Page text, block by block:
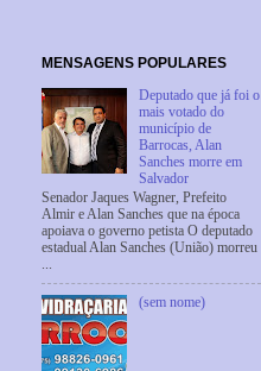
MENSAGENS POPULARES
Deputado que já foi o
mais votado do
município de
Barrocas, Alan
Sanches morre em
Salvador
Senador Jaques Wagner, Prefeito
Almir e Alan Sanches que na época
apoiava o governo petista O deputado
estadual Alan Sanches (União) morreu
...
(sem nome)